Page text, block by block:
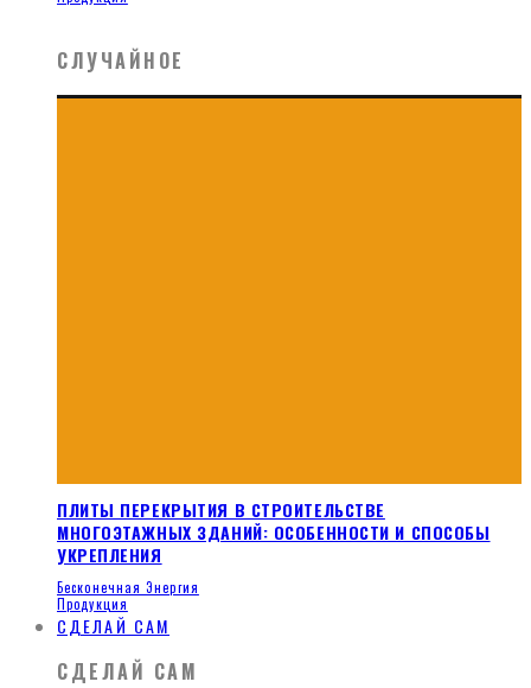
СЛУЧАЙНОЕ
ПЛИТЫ ПЕРЕКРЫТИЯ В СТРОИТЕЛЬСТВЕ
МНОГОЭТАЖНЫХ ЗДАНИЙ: ОСОБЕННОСТИ И СПОСОБЫ
УКРЕПЛЕНИЯ
Бесконечная Энергия
Продукция
СДЕЛАЙ САМ
СДЕЛАЙ САМ